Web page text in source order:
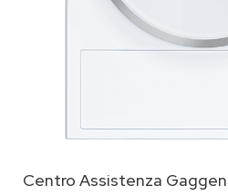
Centro Assistenza